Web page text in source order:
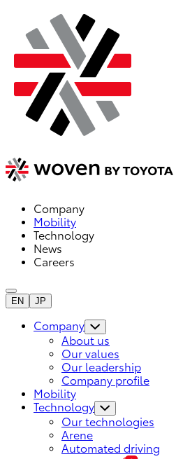
Company
Mobility
Technology
News
Careers
EN JP
Company
About us
Our values
Our leadership
Company profile
Mobility
Technology
Our technologies
Arene
Automated driving